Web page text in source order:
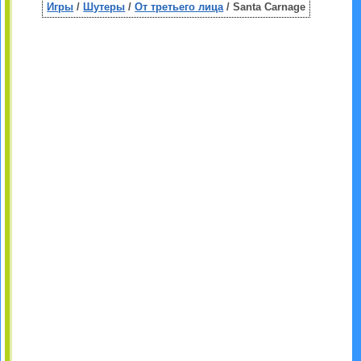
Игры / Шутеры /От третьего лица/ Santa Carnage